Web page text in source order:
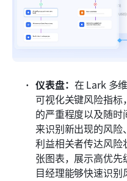
仪表盘： 在 Lark 多
可视化关键风险指
的严重程度以及随
来识别新出现的风
利益相关者传达风
张图表，展示高优
目经理能够快速识别